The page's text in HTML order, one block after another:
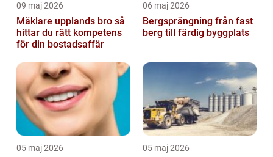
09 maj 2026
Mäklare upplands bro så
hittar du rätt kompetens
för din bostadsaffär
06 maj 2026
Bergsprängning från fast
berg till färdig byggplats
05 maj 2026 05 maj 2026